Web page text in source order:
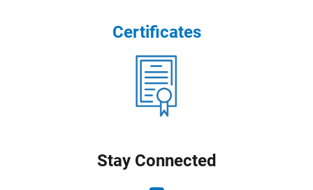
Certificates
Stay Connected